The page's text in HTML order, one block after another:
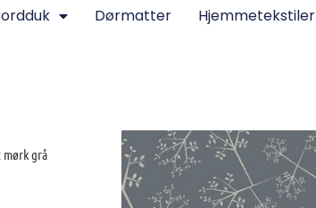
Dørmatter Hjemmetekstiler
mørk grå